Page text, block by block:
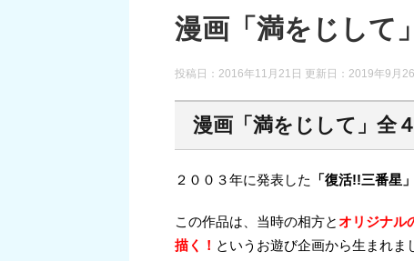
漫画「満をじして
投稿日：2016年11月21日 更新日： 2019年9月
漫画「満をじして」全
２００３年に発表した 「復活!!三番星」
この作品は、当時の相方とオリジナル
描く！ というお遊び企画から生まれま